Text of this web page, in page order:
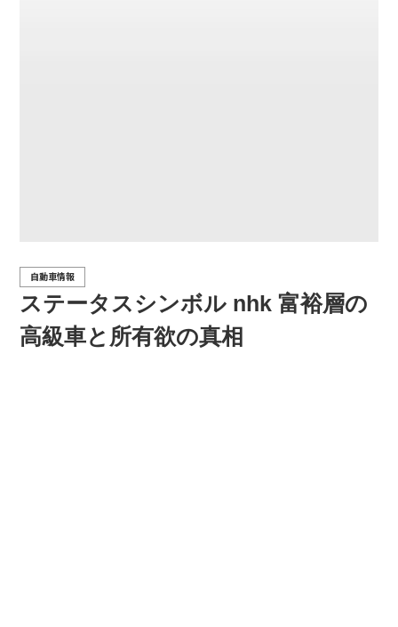
ステータスシンボル nhk 富裕層の
高級車と所有欲の真相
自動車情報